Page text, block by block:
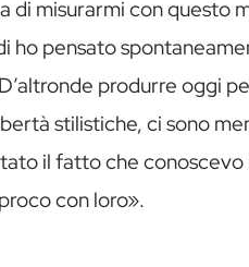
di misurarmi con questo
ho pensato
produrre oggi
stilistiche, ci sono
il fatto che
con loro».